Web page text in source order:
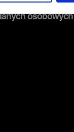
osobowych